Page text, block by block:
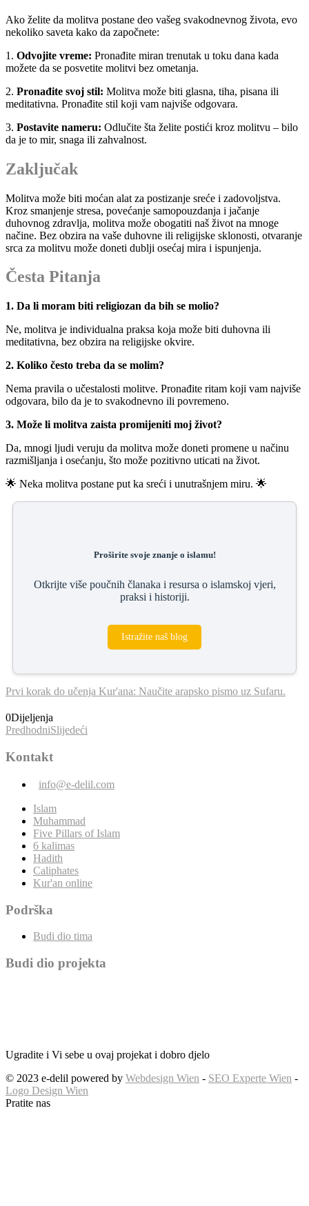
Ako želite da molitva postane deo vašeg svakodnevnog života, evo
nekoliko saveta kako da započnete:
1. Odvojite vreme: Pronađite miran trenutak u toku dana kada
možete da se posvetite molitvi bez ometanja.
2. Pronađite svoj stil: Molitva može biti glasna, tiha, pisana ili
meditativna. Pronađite stil koji vam najviše odgovara.
3. Postavite nameru: Odlučite šta želite postići kroz molitvu – bilo
da je to mir, snaga ili zahvalnost.
Zaključak
Molitva može biti moćan alat za postizanje sreće i zadovoljstva.
Kroz smanjenje stresa, povećanje samopouzdanja i jačanje
duhovnog zdravlja, molitva može obogatiti naš život na mnoge
načine. Bez obzira na vaše duhovne ili religijske sklonosti, otvaranje
srca za molitvu može doneti dublji osećaj mira i ispunjenja.
Česta Pitanja
1. Da li moram biti religiozan da bih se molio?
Ne, molitva je individualna praksa koja može biti duhovna ili
meditativna, bez obzira na religijske okvire.
2. Koliko često treba da se molim?
Nema pravila o učestalosti molitve. Pronađite ritam koji vam najviše
odgovara, bilo da je to svakodnevno ili povremeno.
3. Može li molitva zaista promijeniti moj život?
Da, mnogi ljudi veruju da molitva može doneti promene u načinu
razmišljanja i osećanju, što može pozitivno uticati na život.
🌟 Neka molitva postane put ka sreći i unutrašnjem miru. 🌟
Proširite svoje znanje o islamu!
Otkrijte više poučnih članaka i resursa o islamskoj vjeri,
praksi i historiji.
Istražite naš blog
Prvi korak do učenja Kur'ana: Naučite arapsko pismo uz Sufaru.
0Dijeljenja
PredhodniSlijedeći
Kontakt
info@e-delil.com
Islam
Muhammad
Five Pillars of Islam
6 kalimas
Hadith
Caliphates
Kur'an online
Podrška
Budi dio tima
Budi dio projekta
Ugradite i Vi sebe u ovaj projekat i dobro djelo
© 2023 e-delil powered by Webdesign Wien - SEO Experte Wien -
Logo Design Wien
Pratite nas